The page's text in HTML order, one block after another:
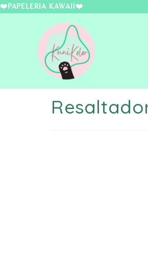
❤️PAPELERÍA